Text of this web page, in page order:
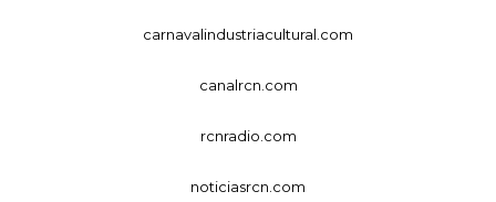
carnavalindustriacultural.com
canalrcn.com
rcnradio.com
noticiasrcn.com